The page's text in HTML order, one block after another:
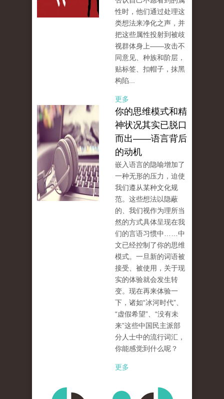
性时，他们通过处理这
类想法来净化之声，并
把这些属性投射到被歧
视群体身上——攻击不
同意见、种族和阶层，
贴标签、扣帽子，抹黑
构陷...
更多
你的思维模式和精
神状况其实已脱口
而出——语言背后
的动机
嵌入语言的隐喻增加了
一种无形的压力，迫使
我们遵从某种文化规
范。这些想法以隐蔽
的、我们视作为理所当
然的方式具体呈现在我
们的言语习惯中……中
文已经控制了你的思维
模式。一旦新的词语被
接受、被使用，关于现
实的体验就会发生转
变。现在再来体验一
下，诸如“冰河时代”、
“虚假希望”、“没有未
来”这些中国民主派部
分人士中的流行词汇，
你能感觉到什么呢？
更多